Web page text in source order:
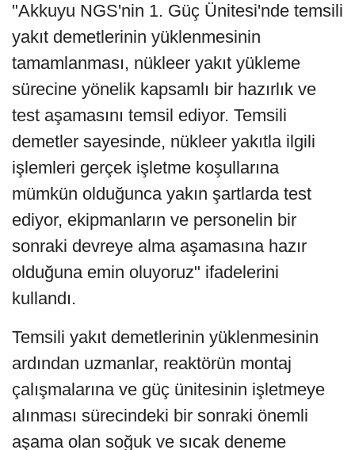
"Akkuyu NGS'nin 1. Güç Ünitesi'nde temsili
yakıt demetlerinin yüklenmesinin
tamamlanması, nükleer yakıt yükleme
sürecine yönelik kapsamlı bir hazırlık ve
test aşamasını temsil ediyor. Temsili
demetler sayesinde, nükleer yakıtla ilgili
işlemleri gerçek işletme koşullarına
mümkün olduğunca yakın şartlarda test
ediyor, ekipmanların ve personelin bir
sonraki devreye alma aşamasına hazır
olduğuna emin oluyoruz" ifadelerini
kullandı.
Temsili yakıt demetlerinin yüklenmesinin
ardından uzmanlar, reaktörün montaj
çalışmalarına ve güç ünitesinin işletmeye
alınması sürecindeki bir sonraki önemli
aşama olan soğuk ve sıcak deneme